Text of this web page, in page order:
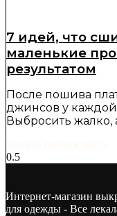
7 идей, что
маленькие
результатом
После пошива
джинсов у каждой
Выбросить
Интернет-магазин
для одежды - Все